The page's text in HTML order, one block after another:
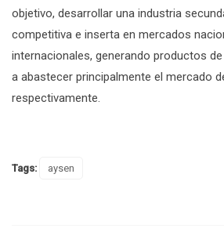
objetivo, desarrollar una industria
competitiva e inserta en mercados
internacionales, generando productos
a abastecer principalmente el mercado
respectivamente.
Tags: aysen